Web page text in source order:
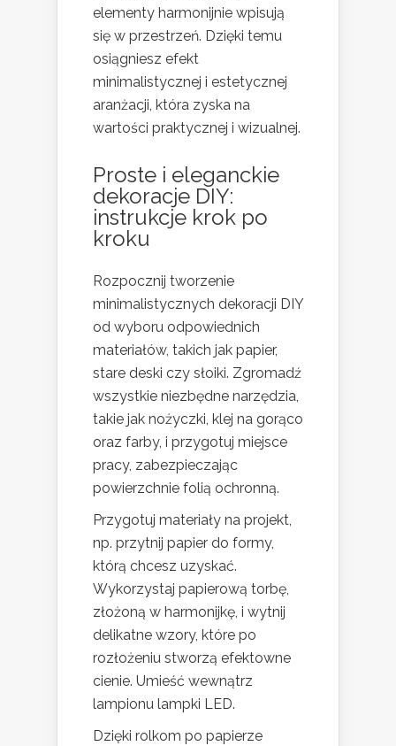
elementy harmonijnie wpisują
się w przestrzeń. Dzięki temu
osiągniesz efekt
minimalistycznej i estetycznej
aranżacji, która zyska na
wartości praktycznej i wizualnej.
Proste i eleganckie
dekoracje DIY:
instrukcje krok po
kroku
Rozpocznij tworzenie
minimalistycznych dekoracji DIY
od wyboru odpowiednich
materiałów, takich jak papier,
stare deski czy słoiki. Zgromadź
wszystkie niezbędne narzędzia,
takie jak nożyczki, klej na gorąco
oraz farby, i przygotuj miejsce
pracy, zabezpieczając
powierzchnie folią ochronną.
Przygotuj materiały na projekt,
np. przytnij papier do formy,
którą chcesz uzyskać.
Wykorzystaj papierową torbę,
złożoną w harmonijkę, i wytnij
delikatne wzory, które po
rozłożeniu stworzą efektowne
cienie. Umieść wewnątrz
lampionu lampki LED.
Dzięki rolkom po papierze